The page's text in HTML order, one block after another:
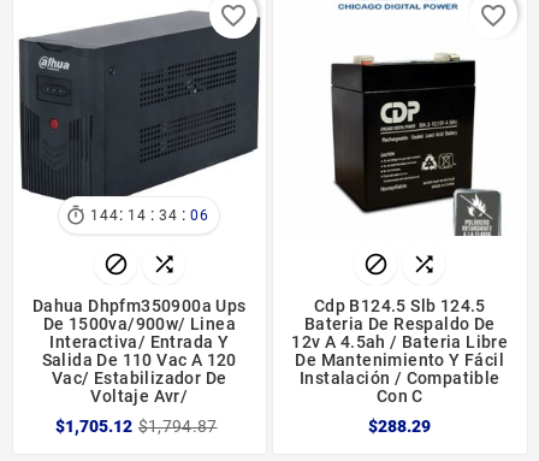
 144: 14 : 34 : 05
 
Dahua Dhpfm350900a Ups
De 1500va/900w/ Linea
Interactiva/ Entrada Y
Salida De 110 Vac A 120
Vac/ Estabilizador De
Voltaje Avr/
$1,705.12 $1,794.87
favorite_border
 
Cdp B124.5 Slb 124.5
Bateria De Respaldo De
12v A 4.5ah / Bateria Libre
De Mantenimiento Y Fácil
Instalación / Compatible
Con C
$288.29
favorite_border